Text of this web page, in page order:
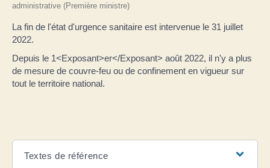
administrative (Première ministre)
La fin de l'état d'urgence sanitaire est intervenue le 31 juillet
2022.
Depuis le 1<Exposant>er</Exposant> août 2022, il n'y a plus
de mesure de couvre-feu ou de confinement en vigueur sur
tout le territoire national.
Textes de référence